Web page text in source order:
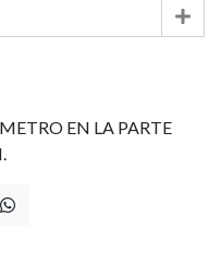
EN LA PARTE